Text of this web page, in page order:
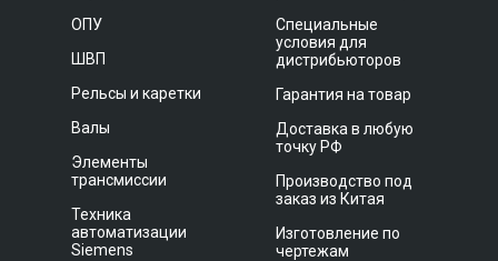
ОПУ
ШВП
Рельсы и каретки
Валы
Элементы
трансмиссии
Техника
автоматизации
Siemens
Специальные
условия для
дистрибьюторов
Гарантия на товар
Доставка в любую
точку РФ
Производство под
заказ из Китая
Изготовление по
чертежам